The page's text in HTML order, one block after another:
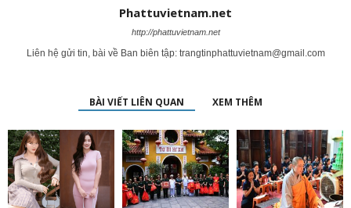
Phattuvietnam.net
http://phattuvietnam.net
Liên hệ gửi tin, bài về Ban biên tập: trangtinphattuvietnam@gmail.com
BÀI VIẾT LIÊN QUAN XEM THÊM